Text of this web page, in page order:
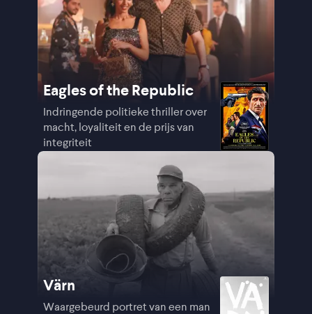
Eagles of the Republic
Indringende politieke thriller over
macht, loyaliteit en de prijs van
integriteit
Värn
Waargebeurd portret van een man